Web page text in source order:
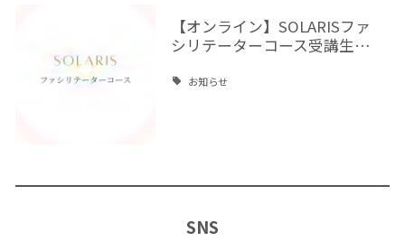
【オンライン】SOLARISファ
シリテーターコース受講生…
お知らせ
SNS